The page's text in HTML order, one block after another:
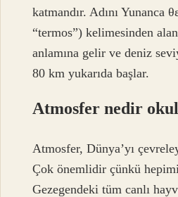
katmandır. Adını Yunanca
“termos”) kelimesinden alan
anlamına gelir ve deniz
80 km yukarıda başlar.
Atmosfer nedir
Atmosfer, Dünya’yı
Çok önemlidir çünkü
Gezegendeki tüm canlı